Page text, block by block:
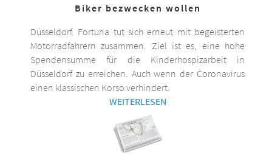
Biker bezwecken wollen
Düsseldorf. Fortuna tut sich erneut mit begeisterten
Motorradfahrern zusammen. Ziel ist es, eine hohe
Spendensumme für die Kinderhospizarbeit in
Düsseldorf zu erreichen. Auch wenn der Coronavirus
einen klassischen Korso verhindert.
WEITERLESEN